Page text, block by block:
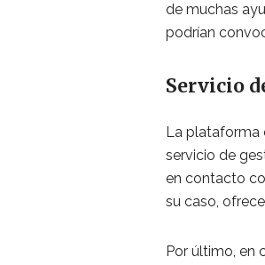
de muchas
podrían
Servicio
La plataforma
servicio de
en contacto
su caso,
Por último, en